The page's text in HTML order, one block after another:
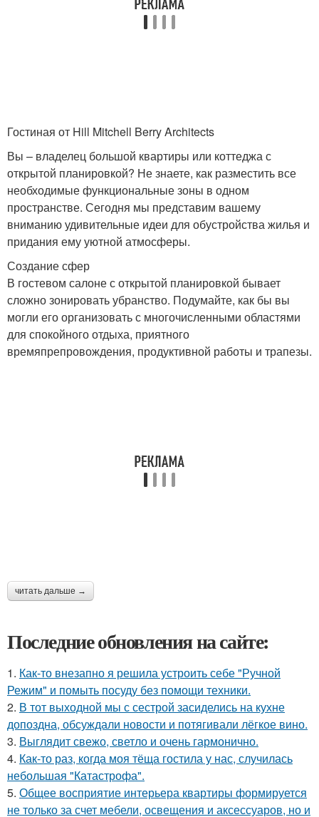
Гостиная от Hill Mitchell Berry Architects
Вы – владелец большой квартиры или коттеджа с
открытой планировкой? Не знаете, как разместить все
необходимые функциональные зоны в одном
пространстве. Сегодня мы представим вашему
вниманию удивительные идеи для обустройства жилья и
придания ему уютной атмосферы.
Создание сфер
В гостевом салоне с открытой планировкой бывает
сложно зонировать убранство. Подумайте, как бы вы
могли его организовать с многочисленными областями
для спокойного отдыха, приятного
времяпрепровождения, продуктивной работы и трапезы.
читать дальше →
Последние обновления на сайте:
1. Как-то внезапно я решила устроить себе "Ручной
Режим" и помыть посуду без помощи техники.
2. В тот выходной мы с сестрой засиделись на кухне
допоздна, обсуждали новости и потягивали лёгкое вино.
3. Выглядит свежо, светло и очень гармонично.
4. Как-то раз, когда моя тёща гостила у нас, случилась
небольшая "Катастрофа".
5. Общее восприятие интерьера квартиры формируется
не только за счет мебели, освещения и аксессуаров, но и